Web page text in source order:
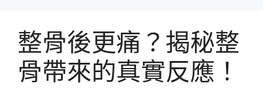
整骨後更痛？揭秘整
骨帶來的真實反應！